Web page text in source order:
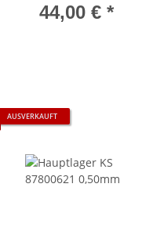
44,00 € *
AUSVERKAUFT